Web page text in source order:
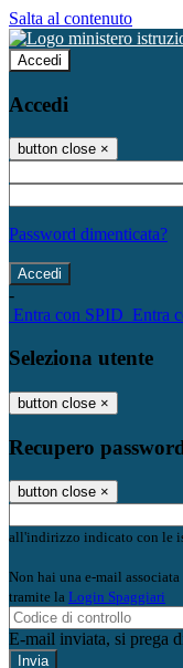
Salta al contenuto
Accedi
Accedi
button close ×
Password dimenticata?
-
Entra con SPID Entra
Seleziona utente
button close ×
Recupero
button close ×
all'indirizzo indicato con le
Non hai una e-mail
tramite la Login Spaggiari
E-mail inviata, si prega